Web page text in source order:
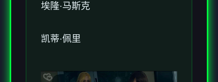
埃隆·马斯克
凯蒂·佩里